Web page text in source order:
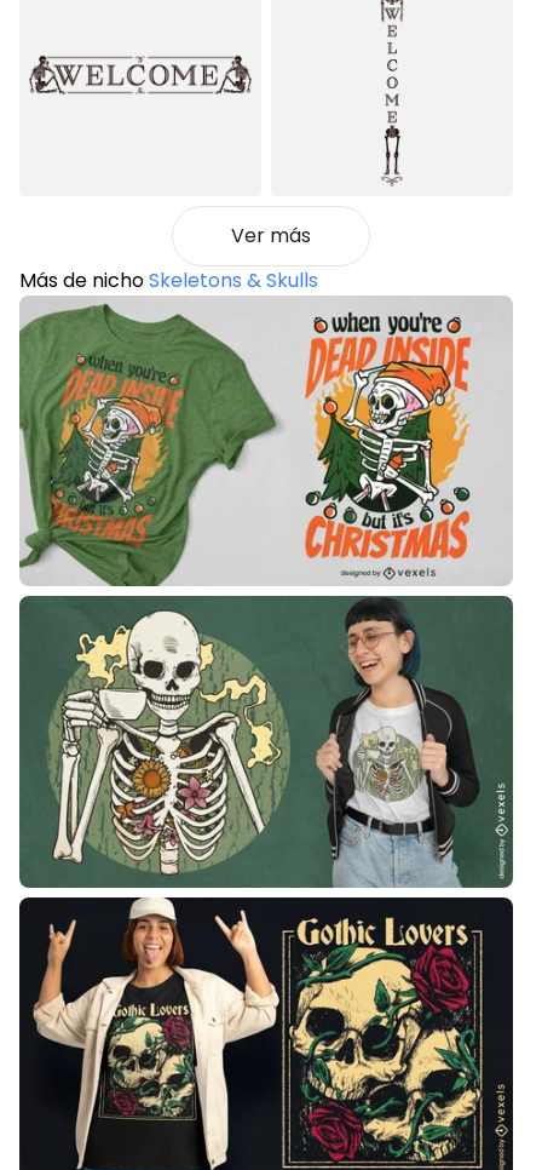
Ver más
Más de nichoSkeletons & Skulls